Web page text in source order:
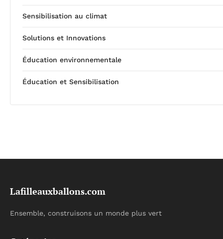
Sensibilisation au climat
Solutions et Innovations
Éducation environnementale
Éducation et Sensibilisation
Lafilleauxballons.com
Ensemble, construisons un monde plus vert